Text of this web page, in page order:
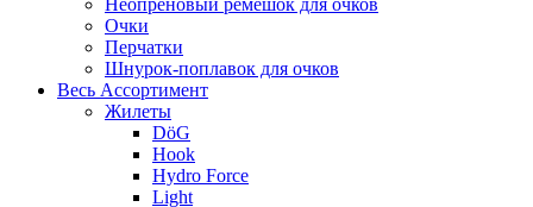
Неопреновый ремешок для очков
Очки
Перчатки
Шнурок-поплавок для очков
Весь Ассортимент
Жилеты
DöG
Hook
Hydro Force
Light